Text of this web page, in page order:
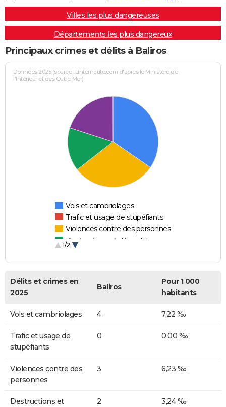
Villes les plus dangereuses
Départements les plus dangereux
Principaux crimes et délits à Baliros
Données 2025 (source : Linternaute.com d'après le Ministère de
l'Intérieur et des Outre-Mer)
Vols et cambriolages
Trafic et usage de stupéfiants
Violences contre des personnes
Destructions et dégradations
1/2
Délits et crimes en
2025
Baliros
Pour 1 000
habitants
Vols et cambriolages 4 7,22 ‰
Trafic et usage de
stupéfiants
0 0,00 ‰
Violences contre des
personnes
3 6,23 ‰
Destructions et
2 3,24 ‰